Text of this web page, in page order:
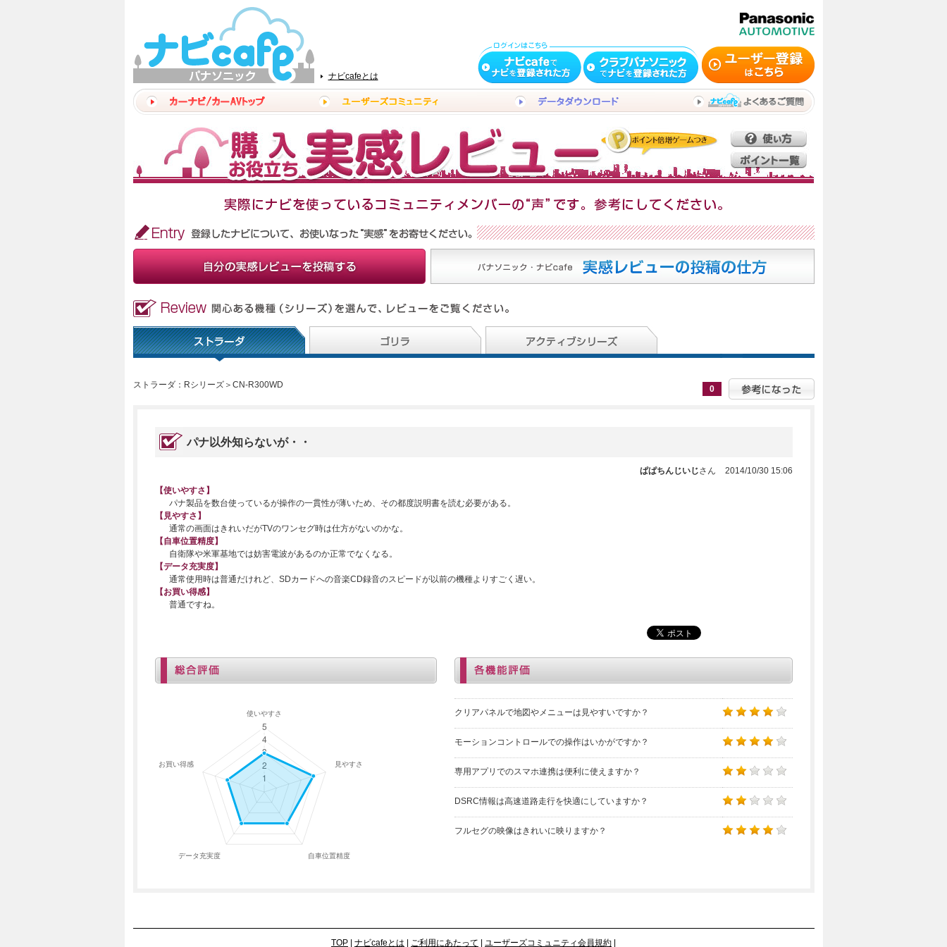
ナビcafeとは
ストラーダ：Rシリーズ＞CN-R300WD 0
パナ以外知らないが・・
ぱぱちんじいじさん
2014/10/30 15:06
【使いやすさ】
パナ製品を数台使っているが操作の一貫性が薄いため、その都度説明書を読む必要がある。
【見やすさ】
通常の画面はきれいだがTVのワンセグ時は仕方がないのかな。
【自車位置精度】
自衛隊や米軍基地では妨害電波があるのか正常でなくなる。
【データ充実度】
通常使用時は普通だけれど、SDカードへの音楽CD録音のスピードが以前の機種よりすごく遅い。
【お買い得感】
普通ですね。
クリアパネルで地図やメニューは見やすいですか？
モーションコントロールでの操作はいかがですか？
専用アプリでのスマホ連携は便利に使えますか？
DSRC情報は高速道路走行を快適にしていますか？
フルセグの映像はきれいに映りますか？
TOP ナビcafeとは ご利用にあたって ユーザーズコミュニティ会員規約